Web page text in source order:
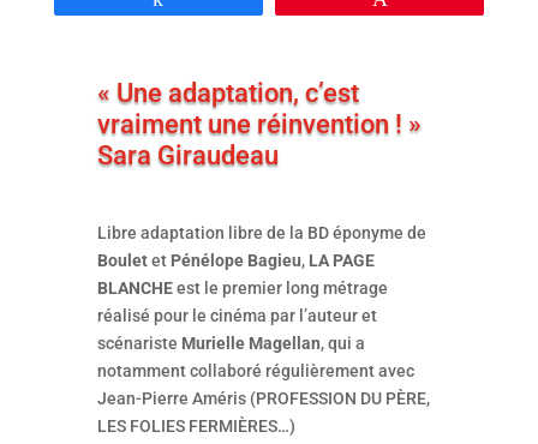
« Une adaptation, c’est
vraiment une réinvention ! »
Sara Giraudeau
Libre adaptation libre de la BD éponyme de
Bouletet Pénélope Bagieu,LA PAGE
BLANCHEest le premier long métrage
réalisé pour le cinéma par l’auteur et
scénariste Murielle Magellan, qui a
notamment collaboré régulièrement avec
Jean-Pierre Améris (PROFESSION DU PÈRE,
LES FOLIES FERMIÈRES…)